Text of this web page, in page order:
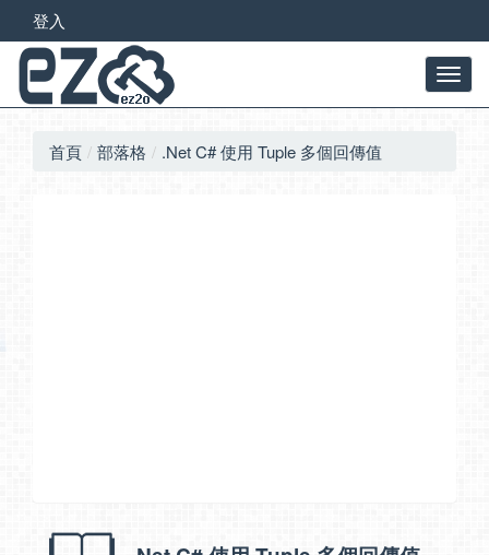
登入
首頁 部落格 .Net C# 使用 Tuple 多個回傳值